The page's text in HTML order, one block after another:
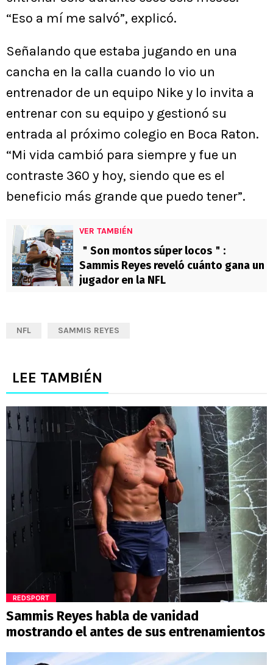
“Eso a mí me salvó”, explicó.
Señalando que estaba jugando en una
cancha en la calla cuando lo vio un
entrenador de un equipo Nike y lo invita a
entrenar con su equipo y gestionó su
entrada al próximo colegio en Boca Raton.
“Mi vida cambió para siempre y fue un
contraste 360 y hoy, siendo que es el
beneficio más grande que puedo tener”.
VER TAMBIÉN
＂Son montos súper locos＂:
Sammis Reyes reveló cuánto gana un
jugador en la NFL
NFL SAMMIS REYES
LEE TAMBIÉN
REDSPORT
Sammis Reyes habla de vanidad
mostrando el antes de sus entrenamientos